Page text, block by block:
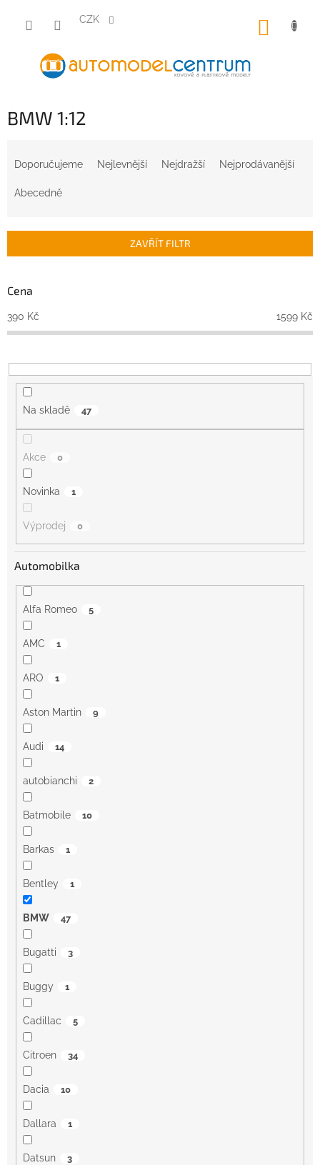
obsah
CZK
BMW 1:12
r
d
k
t
Doporučujeme Nejlevnější Nejdražší Nejprodávanější
Abecedně
ZAVŘÍT FILTR
Cena
390 Kč 1599 Kč
Na skladě 47
Akce 0
Novinka 1
Výprodej 0
Automobilka
Alfa Romeo 5
AMC 1
ARO 1
Aston Martin 9
Audi 14
autobianchi 2
Batmobile 10
Barkas 1
Bentley 1
BMW 47
Bugatti 3
Buggy 1
Cadillac 5
Citroen 34
Dacia 10
Dallara 1
Datsun 3